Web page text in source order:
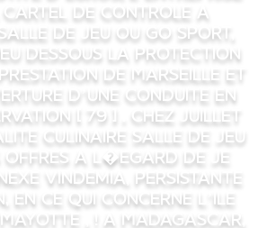
cartel de controle a
de jeu ou Go Sport,
dessous la protection
de Marseille et
d’une conduite en
[ 79 ] . Chez juillet
culinaire Salle de jeu
offres a l�egard de je
Vindemia, persistante
en ce qui concerne l’ile
, ! a Madagascar,